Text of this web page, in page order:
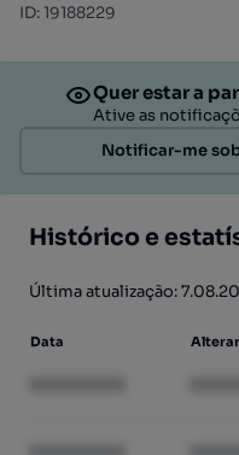
ID:19188229
Quer estar a
Ative as
Notificar-me
Histórico e
Última atualização:
Data Alterar